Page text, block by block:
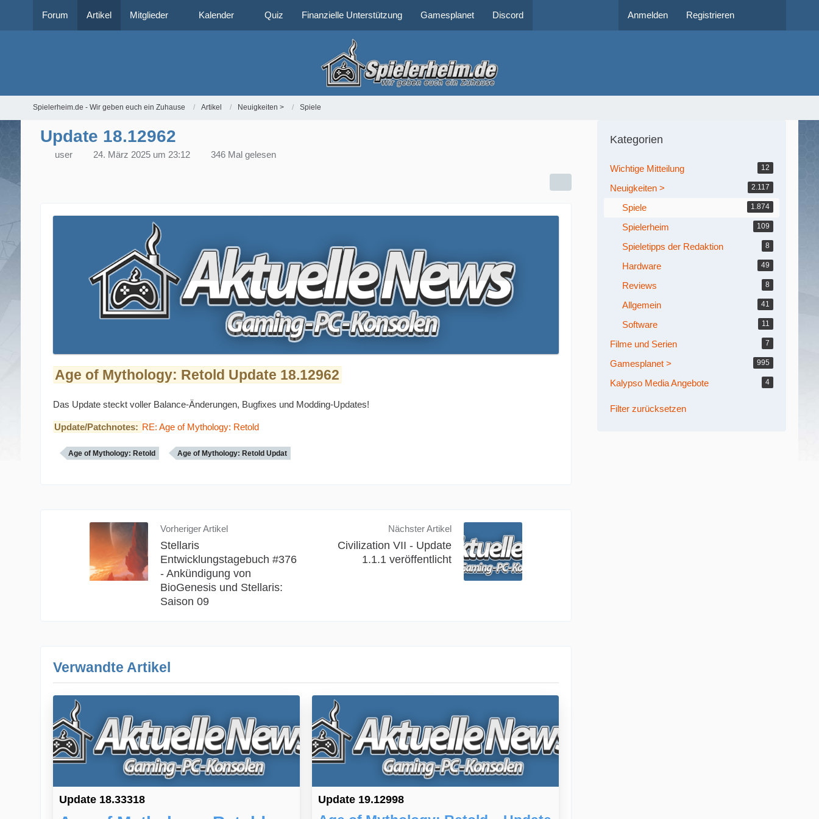
Forum Artikel Mitglieder Kalender Quiz Finanzielle Unterstützung Gamesplanet Discord Anmelden Registrieren
Spielerheim.de - Wir geben euch ein Zuhause Artikel Neuigkeiten > Spiele
Update 18.12962
user 24. März 2025 um 23:12 346 Mal gelesen
Age of Mythology: Retold Update 18.12962
Das Update steckt voller Balance-Änderungen, Bugfixes und Modding-Updates!
Update/Patchnotes: RE: Age of Mythology: Retold
Age of Mythology: Retold Age of Mythology: Retold Updat
Vorheriger Artikel
Stellaris
Entwicklungstagebuch #376
- Ankündigung von
BioGenesis und Stellaris:
Saison 09
Nächster Artikel
Civilization VII - Update
1.1.1 veröffentlicht
Verwandte Artikel
Update 18.33318 Update 19.12998
Kategorien
Wichtige Mitteilung 12
Neuigkeiten > 2.117
Spiele 1.874
Spielerheim 109
Spieletipps der Redaktion 8
Hardware 49
Reviews 8
Allgemein 41
Software 11
Filme und Serien 7
Gamesplanet > 995
Kalypso Media Angebote 4
Filter zurücksetzen